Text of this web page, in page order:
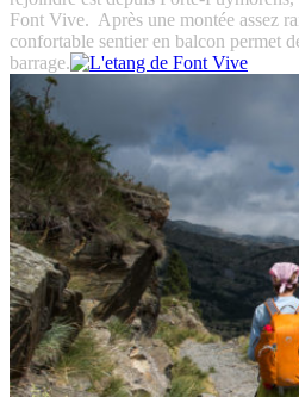
Font Vive. Après une montée assez
confortable sentier en balcon permet
barrage.